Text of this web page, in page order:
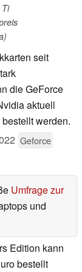
seit
die GeForce
aktuell
werden.
Geforce
Umfrage zur
und
Edition kann
bestellt